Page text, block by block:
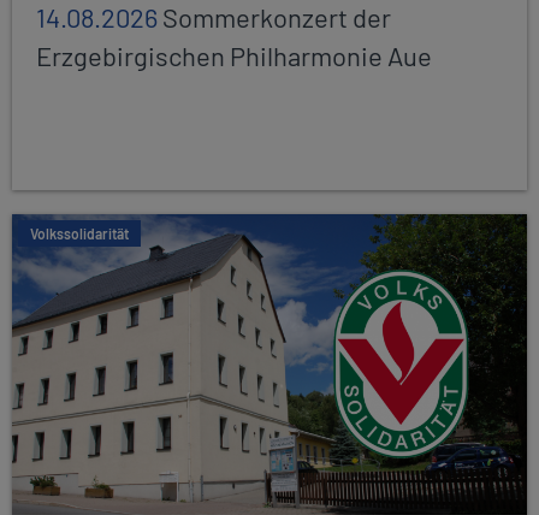
14.08.2026Sommerkonzert der
Erzgebirgischen Philharmonie Aue
Volkssolidarität